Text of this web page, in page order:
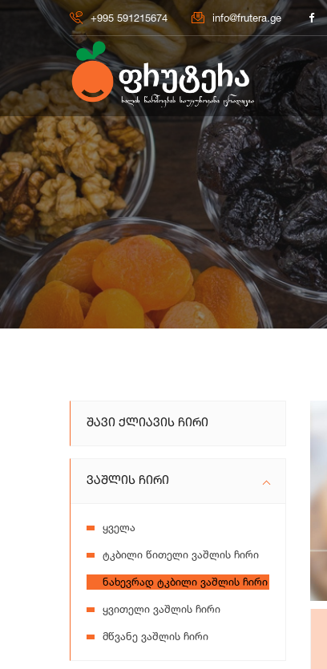
+995 591215674 info@frutera.ge
Შავი Ქლიავის Ჩირი
Ვაშლის Ჩირი
ყველა
ტკბილი წითელი ვაშლის ჩირი
ნახევრად ტკბილი ვაშლის ჩირი
ყვითელი ვაშლის ჩირი
მწვანე ვაშლის ჩირი